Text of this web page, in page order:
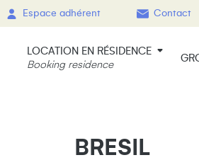
Espace adhérent Contact
LOCATION EN RÉSIDENCE
Booking residence
BRESIL